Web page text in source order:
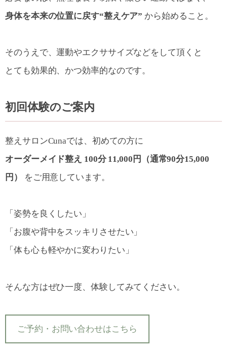
身体を本来の位置に戻す“整えケア” から始めること。
そのうえで、運動やエクササイズなどをして頂くと
とても効果的、かつ効率的なのです。
初回体験のご案内
整えサロンCunaでは、初めての方に
オーダーメイド整え 100分 11,000円（通常90分15,000
円）
をご用意しています。
「姿勢を良くしたい」
「お腹や背中をスッキリさせたい」
「体も心も軽やかに変わりたい」
そんな方はぜひ一度、体験してみてください。
ご予約・お問い合わせはこちら